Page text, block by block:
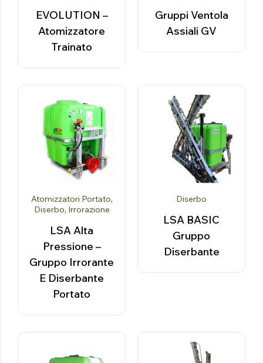
EVOLUTION –
Atomizzatore
Trainato
Gruppi Ventola
Assiali GV
Atomizzatori Portato,
Diserbo, Irrorazione
LSA Alta
Pressione –
Gruppo Irrorante
E Diserbante
Portato
Diserbo
LSA BASIC
Gruppo
Diserbante